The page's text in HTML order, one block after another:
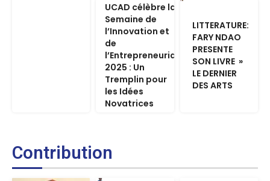
UCAD célèbre la
Semaine de
l’Innovation et
de
l’Entrepreneuriat
2025 : Un
Tremplin pour
les Idées
Novatrices
LITTERATURE:
FARY NDAO
PRESENTE
SON LIVRE »
LE DERNIER
DES ARTS
Contribution